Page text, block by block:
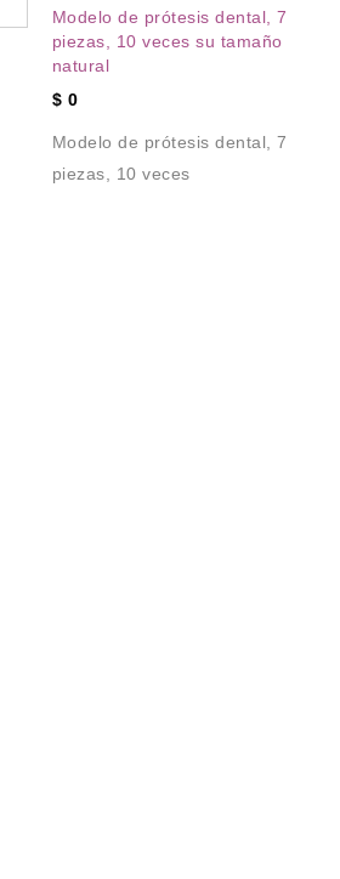
Modelo de prótesis dental, 7
piezas, 10 veces su tamaño
natural
$ 0
Modelo de prótesis dental, 7
piezas, 10 veces